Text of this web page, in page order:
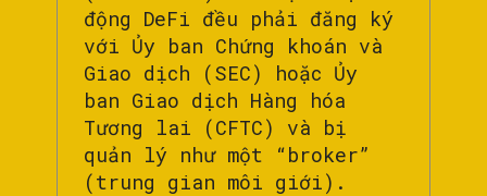
động DeFi đều phải đăng ký
với Ủy ban Chứng khoán và
Giao dịch (SEC) hoặc Ủy
ban Giao dịch Hàng hóa
Tương lai (CFTC) và bị
quản lý như một “broker”
(trung gian môi giới).